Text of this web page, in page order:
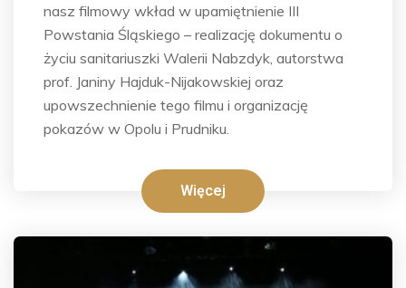
nasz filmowy wkład w upamiętnienie III
Powstania Śląskiego – realizację dokumentu o
życiu sanitariuszki Walerii Nabzdyk, autorstwa
prof. Janiny Hajduk-Nijakowskiej oraz
upowszechnienie tego filmu i organizację
pokazów w Opolu i Prudniku.
Więcej